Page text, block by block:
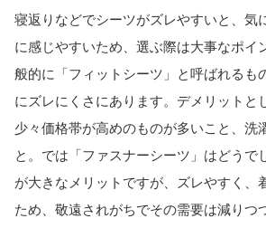
寝返りなどでシーツがズレやすいと、気
に感じやすいため、選ぶ際は大事なポイ
般的に「フィットシーツ」と呼ばれるも
にズレにくさにあります。デメリットと
少々価格帯が高めのものが多いこと、洗
と。では「ファスナーシーツ」はどうで
が大きなメリットですが、ズレやすく、
ため、敬遠されがちでその需要は減りつ